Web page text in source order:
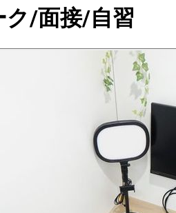
ク/面接/自習